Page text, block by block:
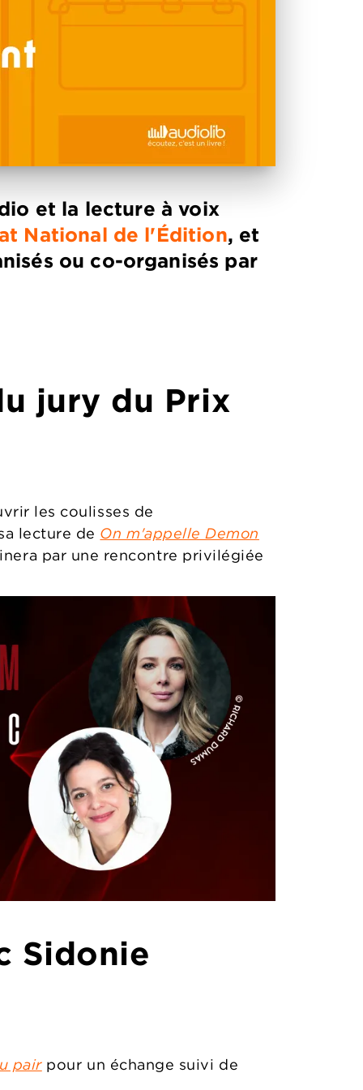
et la lecture à voix
National de l'Édition, et
ou co-organisés par
jury du Prix
les coulisses de
lecture de On m'appelle Demon
par une rencontre privilégiée
Sidonie
pairpour un échange suivi de